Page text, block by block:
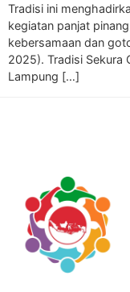
Tradisi ini
kegiatan panjat
kebersamaan dan
2025). Tradisi Sekura
Lampung […]